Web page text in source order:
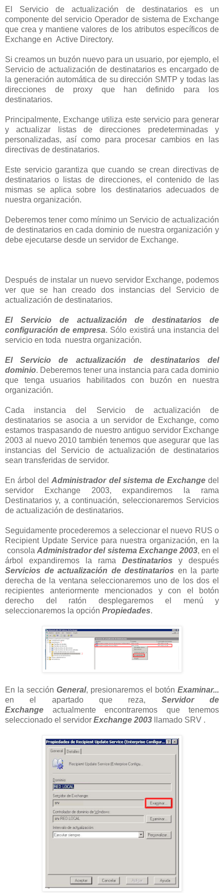
El Servicio de actualización de destinatarios es un
componente del servicio Operador de sistema de Exchange
que crea y mantiene valores de los atributos específicos de
Exchange en Active Directory.
Si creamos un buzón nuevo para un usuario, por ejemplo, el
Servicio de actualización de destinatarios es encargado de
la generación automática de su dirección SMTP y todas las
direcciones de proxy que han definido para los
destinatarios.
Principalmente, Exchange utiliza este servicio para generar
y actualizar listas de direcciones predeterminadas y
personalizadas, así como para procesar cambios en las
directivas de destinatarios.
Este servicio garantiza que cuando se crean directivas de
destinatarios o listas de direcciones, el contenido de las
mismas se aplica sobre los destinatarios adecuados de
nuestra organización.
Deberemos tener como mínimo un Servicio de actualización
de destinatarios en cada dominio de nuestra organización y
debe ejecutarse desde un servidor de Exchange.
Después de instalar un nuevo servidor Exchange, podemos
ver que se han creado dos instancias del Servicio de
actualización de destinatarios.
El Servicio de actualización de destinatarios de
configuración de empresa. Sólo existirá una instancia del
servicio en toda nuestra organización.
El Servicio de actualización de destinatarios del
dominio. Deberemos tener una instancia para cada dominio
que tenga usuarios habilitados con buzón en nuestra
organización.
Cada instancia del Servicio de actualización de
destinatarios se asocia a un servidor de Exchange, como
estamos traspasando de nuestro antiguo servidor Exchange
2003 al nuevo 2010 también tenemos que asegurar que las
instancias del Servicio de actualización de destinatarios
sean transferidas de servidor.
En árbol delAdministrador del sistema de Exchangedel
servidor Exchange 2003, expandiremos la rama
Destinatarios y, a continuación, seleccionaremos Servicios
de actualización de destinatarios.
Seguidamente procederemos a seleccionar el nuevo RUS o
Recipient Update Service para nuestra organización, en la
consolaAdministrador del sistema Exchange 2003, en el
árbol expandiremos la rama Destinatarios y después
Servicios de actualización de destinatarios en la parte
derecha de la ventana seleccionaremos uno de los dos el
recipientes anteriormente mencionados y con el botón
derecho del ratón desplegaremos el menú y
seleccionaremos la opción Propiedades.
En la sección General, presionaremos el botón Examinar...
en el apartado que reza, Servidor de
Exchange actualmente encontraremos que tenemos
seleccionado el servidor Exchange 2003 llamado SRV .